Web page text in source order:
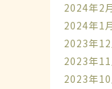
2024年2
2024年1
2023年12
2023年11
2023年10